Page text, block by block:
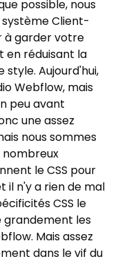
possible, nous
Client-
à garder votre
en réduisant la
Aujourd'hui,
Webflow, mais
peu avant
une assez
nous sommes
le CSS pour
il n'y a rien de mal
CSS le
grandement les
Mais assez
dans le vif du